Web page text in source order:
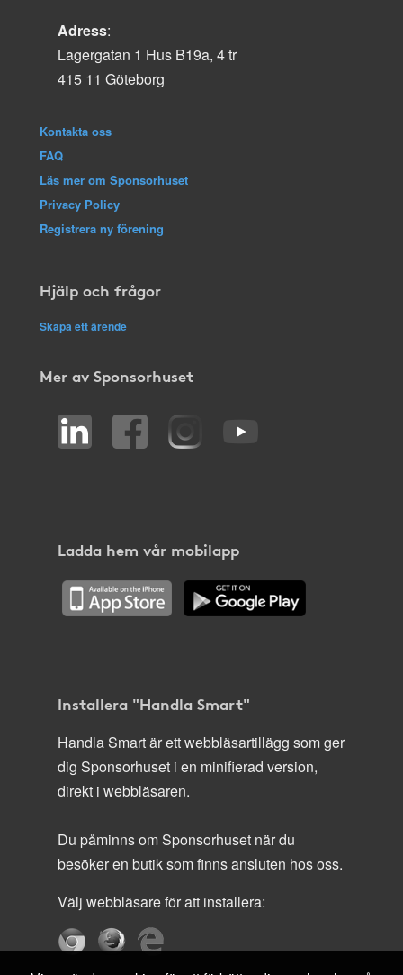
Adress:
Lagergatan 1 Hus B19a, 4 tr
415 11 Göteborg
Kontakta oss
FAQ
Läs mer om Sponsorhuset
Privacy Policy
Registrera ny förening
Hjälp och frågor
Skapa ett ärende
Mer av Sponsorhuset
Ladda hem vår mobilapp
Installera "Handla Smart"
Handla Smart är ett webbläsartillägg som ger
dig Sponsorhuset i en minifierad version,
direkt i webbläsaren.
Du påminns om Sponsorhuset när du
besöker en butik som finns ansluten hos oss.
Välj webbläsare för att installera: